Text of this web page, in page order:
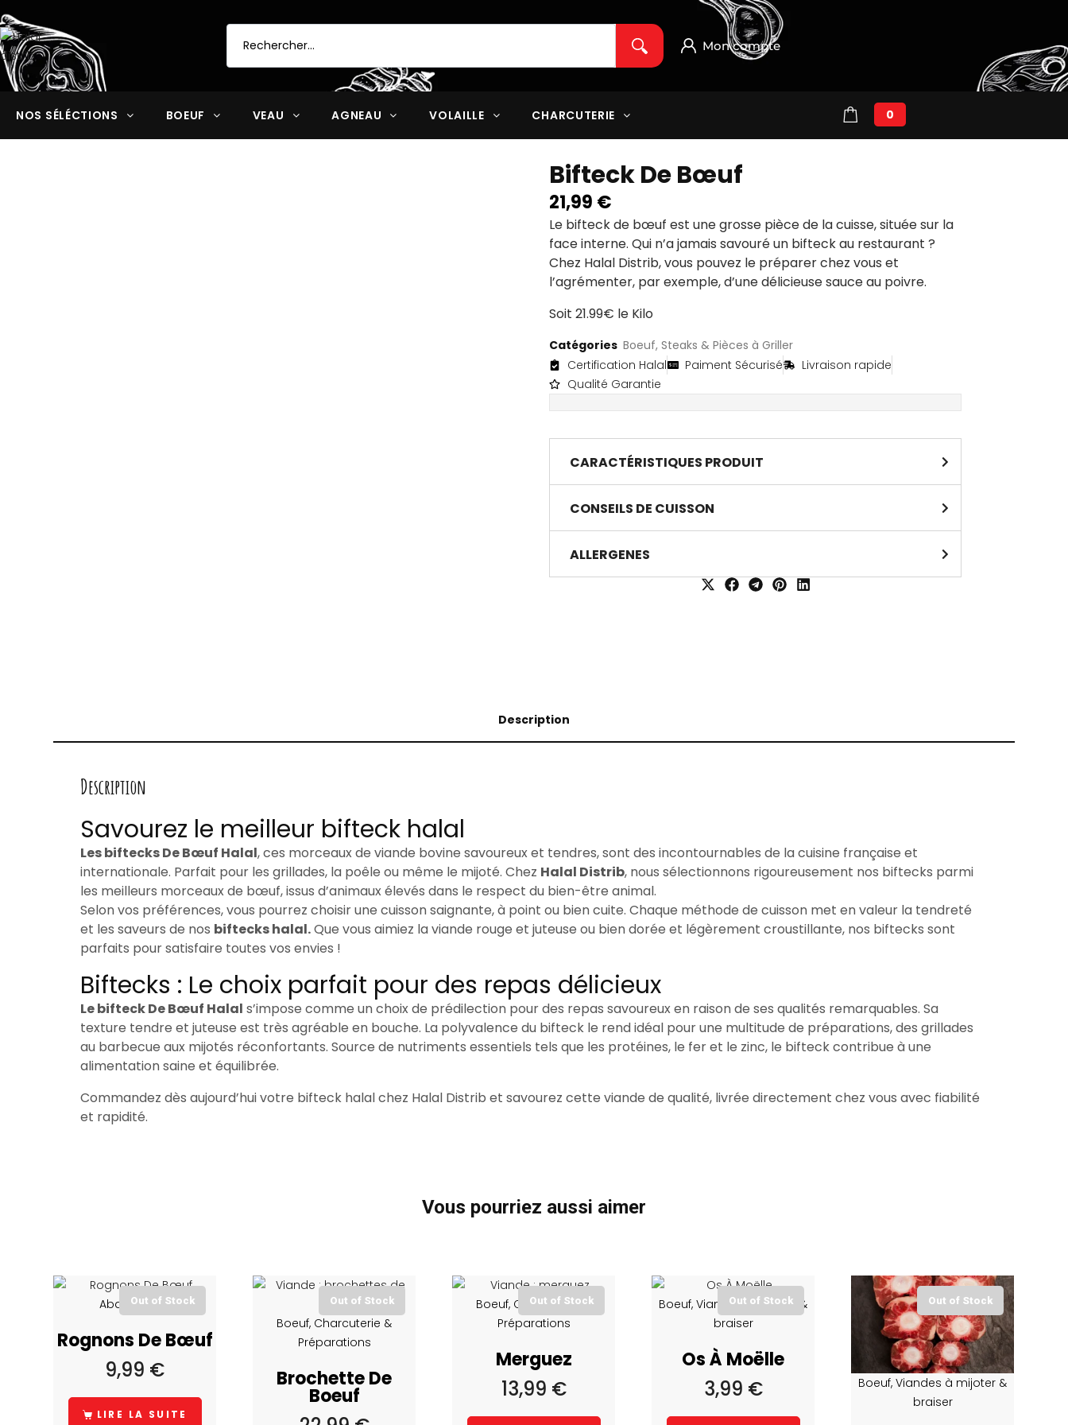
Mon compte
NOS SÉLÉCTIONS BOEUF VEAU AGNEAU VOLAILLE CHARCUTERIE 0
Bifteck De Bœuf
21,99 €
Le bifteck de bœuf est une grosse pièce de la cuisse, située sur la
face interne. Qui n’a jamais savouré un bifteck au restaurant ?
Chez Halal Distrib, vous pouvez le préparer chez vous et
l’agrémenter, par exemple, d’une délicieuse sauce au poivre.
Soit 21.99€ le Kilo
Catégories Boeuf,Steaks & Pièces à Griller
Certification Halal
Paiment Sécurisé
Livraison rapide
Qualité Garantie
CARACTÉRISTIQUES PRODUIT
CONSEILS DE CUISSON
ALLERGENES
Description
Description
Savourez le meilleur bifteck halal
Les biftecks De Bœuf Halal, ces morceaux de viande bovine savoureux et tendres, sont des incontournables de la cuisine française et
internationale. Parfait pour les grillades, la poêle ou même le mijoté. Chez Halal Distrib, nous sélectionnons rigoureusement nos biftecks parmi
les meilleurs morceaux de bœuf, issus d’animaux élevés dans le respect du bien-être animal.
Selon vos préférences, vous pourrez choisir une cuisson saignante, à point ou bien cuite. Chaque méthode de cuisson met en valeur la tendreté
et les saveurs de nos biftecks halal.Que vous aimiez la viande rouge et juteuse ou bien dorée et légèrement croustillante, nos biftecks sont
parfaits pour satisfaire toutes vos envies !
Biftecks : Le choix parfait pour des repas délicieux
Le bifteck De Bœuf Halal s’impose comme un choix de prédilection pour des repas savoureux en raison de ses qualités remarquables. Sa
texture tendre et juteuse est très agréable en bouche. La polyvalence du bifteck le rend idéal pour une multitude de préparations, des grillades
au barbecue aux mijotés réconfortants. Source de nutriments essentiels tels que les protéines, le fer et le zinc, le bifteck contribue à une
alimentation saine et équilibrée.
Commandez dès aujourd’hui votre bifteck halal chez Halal Distrib et savourez cette viande de qualité, livrée directement chez vous avec fiabilité
et rapidité.
Vous pourriez aussi aimer
Out of Stock
Abats, Boeuf
Rognons De Bœuf
9,99 €
LIRE LA SUITE
Out of Stock
Boeuf, Charcuterie &
Préparations
Brochette De
Boeuf
Out of Stock
Boeuf, Charcuterie &
Préparations
Merguez
13,99 €
Out of Stock
Boeuf, Viandes à mijoter &
braiser
Os À Moëlle
3,99 €
Out of Stock
Boeuf, Viandes à mijoter &
braiser